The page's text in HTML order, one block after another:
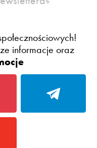
informacje oraz